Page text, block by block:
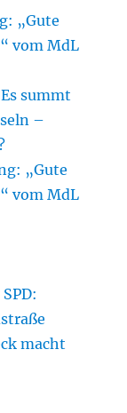
„Gute
vom MdL
summt
–
„Gute
vom MdL
macht